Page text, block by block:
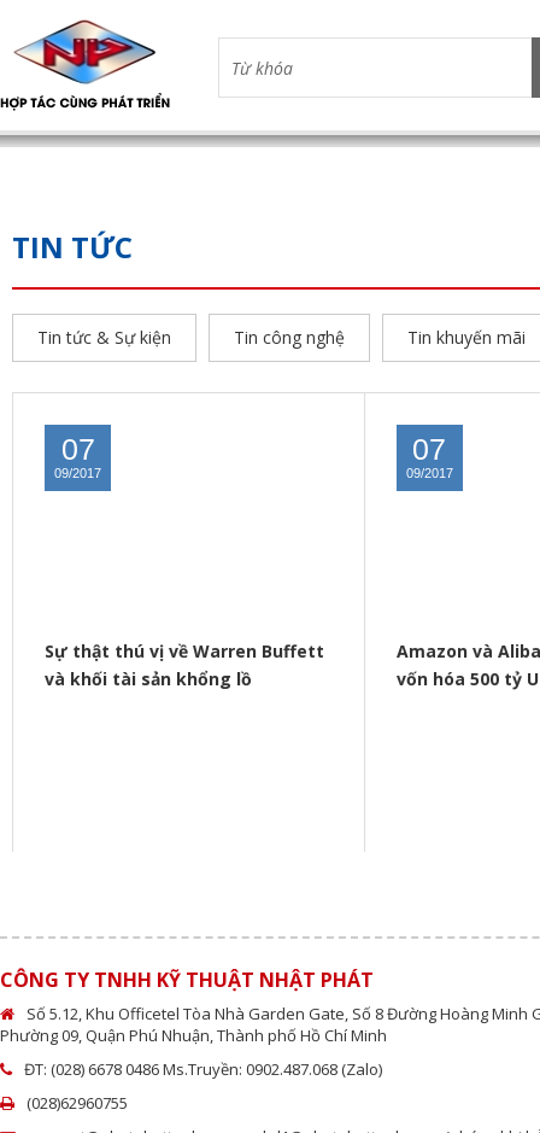
TIN TỨC
Tin tức & Sự kiện Tin công nghệ Tin khuyến mãi
07
09/2017
Sự thật thú vị về Warren Buffett
và khối tài sản khổng lồ
07
09/2017
Amazon và
vốn hóa 500 tỷ
CÔNG TY TNHH KỸ THUẬT NHẬT PHÁT
Số 5.12, Khu Officetel Tòa Nhà Garden Gate, Số 8 Đường Hoàng Minh
Phường 09, Quận Phú Nhuận, Thành phố Hồ Chí Minh
ĐT: (028) 6678 0486 Ms.Truyền: 0902.487.068 (Zalo)
(028)62960755